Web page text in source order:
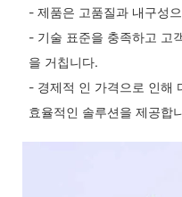
- 제품은 고품질과 내구성
- 기술 표준을 충족하고 고
을 거칩니다.
- 경제적 인 가격으로 인해
효율적인 솔루션을 제공합